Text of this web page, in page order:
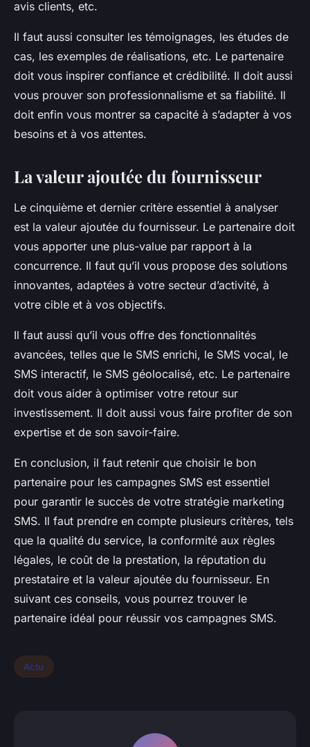
avis clients, etc.
Il faut aussi consulter les témoignages, les études de
cas, les exemples de réalisations, etc. Le partenaire
doit vous inspirer confiance et crédibilité. Il doit aussi
vous prouver son professionnalisme et sa fiabilité. Il
doit enfin vous montrer sa capacité à s’adapter à vos
besoins et à vos attentes.
La valeur ajoutée du fournisseur
Le cinquième et dernier critère essentiel à analyser
est la valeur ajoutée du fournisseur. Le partenaire doit
vous apporter une plus-value par rapport à la
concurrence. Il faut qu’il vous propose des solutions
innovantes, adaptées à votre secteur d’activité, à
votre cible et à vos objectifs.
Il faut aussi qu’il vous offre des fonctionnalités
avancées, telles que le SMS enrichi, le SMS vocal, le
SMS interactif, le SMS géolocalisé, etc. Le partenaire
doit vous aider à optimiser votre retour sur
investissement. Il doit aussi vous faire profiter de son
expertise et de son savoir-faire.
En conclusion, il faut retenir que choisir le bon
partenaire pour les campagnes SMS est essentiel
pour garantir le succès de votre stratégie marketing
SMS. Il faut prendre en compte plusieurs critères, tels
que la qualité du service, la conformité aux règles
légales, le coût de la prestation, la réputation du
prestataire et la valeur ajoutée du fournisseur. En
suivant ces conseils, vous pourrez trouver le
partenaire idéal pour réussir vos campagnes SMS.
Actu